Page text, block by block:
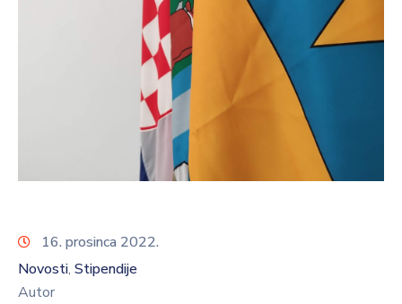
16. prosinca 2022.
Novosti‚ Stipendije
Autor